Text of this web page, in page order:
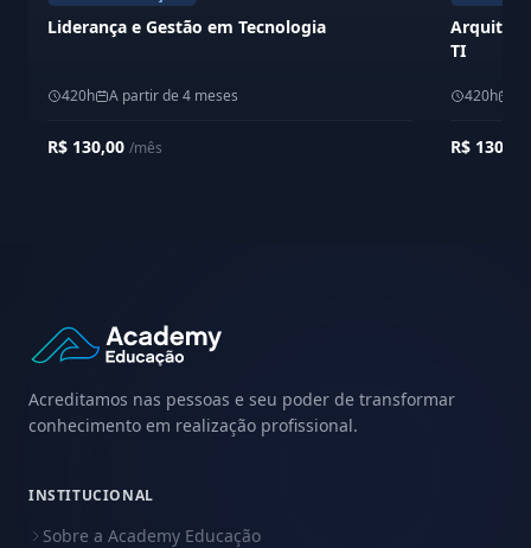
Liderança e Gestão em Tecnologia
420h A partir de 4 meses
R$ 130,00 /mês
TI
420h
R$ 130,00
Acreditamos nas pessoas e seu poder de transformar
conhecimento em realização profissional.
INSTITUCIONAL
Sobre a Academy Educação